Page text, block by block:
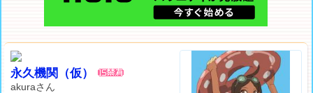
永久機関（仮）
akuraさん